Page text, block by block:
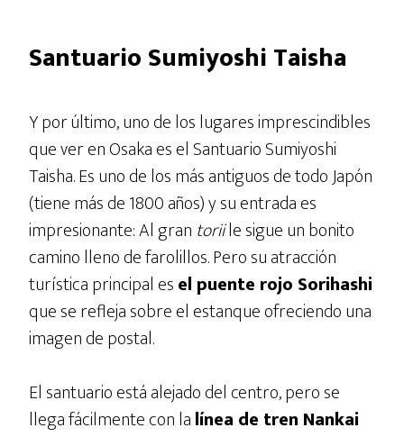
Santuario Sumiyoshi Taisha
Y por último, uno de los lugares imprescindibles
que ver en Osaka es el Santuario Sumiyoshi
Taisha. Es uno de los más antiguos de todo Japón
(tiene más de 1800 años) y su entrada es
impresionante: Al gran toriile sigue un bonito
camino lleno de farolillos. Pero su atracción
turística principal esel puente rojo Sorihashi
que se refleja sobre el estanque ofreciendo una
imagen de postal.
El santuario está alejado del centro, pero se
llega fácilmente con lalínea de tren Nankai